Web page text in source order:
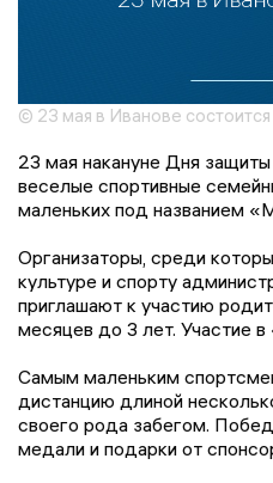
© 23 мая в Иванове
23 мая накануне Дня
веселые спортивные
маленьких под названием
Организаторы, среди
культуре и спорту
приглашают к участию
месяцев до 3 лет. Участие
Самым маленьким
дистанцию длиной
своего рода забегом.
медали и подарки от